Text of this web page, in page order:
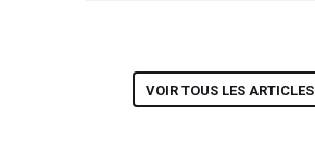
VOIR TOUS LES ARTICLES